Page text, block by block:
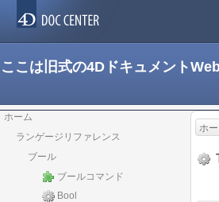
ここは旧式の4Dドキュメント
ホーム
ランゲージリファレンス
ブール
ブールコマンド
Bool
ホ